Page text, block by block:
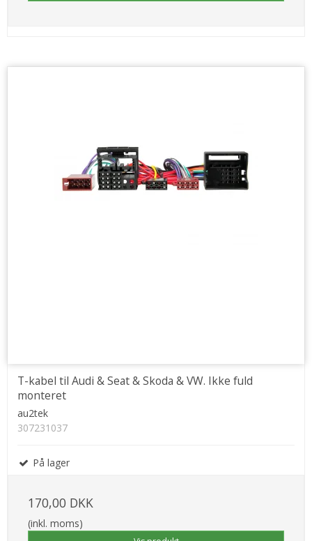
T-kabel til Audi & Seat & Skoda & VW. Ikke fuld
monteret
au2tek
307231037
På lager
170,00 DKK
(inkl. moms)